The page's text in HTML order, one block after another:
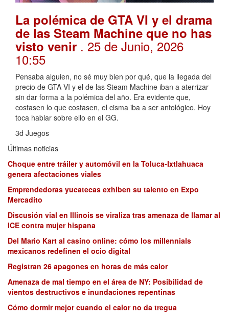
La polémica de GTA VI y el drama
de las Steam Machine que no has
visto venir . 25 de Junio, 2026
10:55
Pensaba alguien, no sé muy bien por qué, que la llegada del
precio de GTA VI y el de las Steam Machine iban a aterrizar
sin dar forma a la polémica del año. Era evidente que,
costasen lo que costasen, el cisma iba a ser antológico. Hoy
toca hablar sobre ello en el GG.
3d Juegos
Últimas noticias
Choque entre tráiler y automóvil en la Toluca-Ixtlahuaca
genera afectaciones viales
Emprendedoras yucatecas exhiben su talento en Expo
Mercadito
Discusión vial en Illinois se viraliza tras amenaza de llamar al
ICE contra mujer hispana
Del Mario Kart al casino online: cómo los millennials
mexicanos redefinen el ocio digital
Registran 26 apagones en horas de más calor
Amenaza de mal tiempo en el área de NY: Posibilidad de
vientos destructivos e inundaciones repentinas
Cómo dormir mejor cuando el calor no da tregua